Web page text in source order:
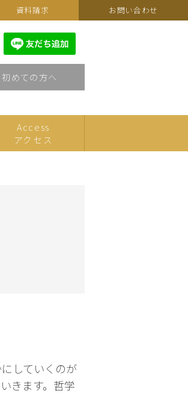
お問い合わせ
資料請求
初めての方へ
Access
アクセス
していくのが
きます。哲学